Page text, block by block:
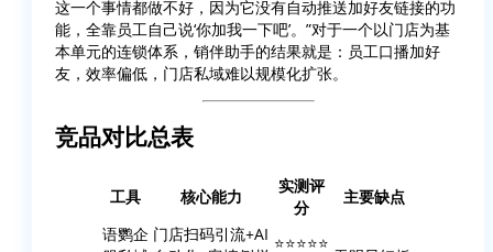
这一个事情都做不好，因为它没有自动推送加好友链接的功
能，全靠员工自己说‘你加我一下吧’。”对于一个以门店为基
本单元的连锁体系，销伴助手的结果就是：员工口播加好
友，效率偏低，门店私域难以规模化扩张。
竞品对比总表
工具 核心能力
实测评
分
主要缺点
语鹦企 门店扫码引流+AI ⭐⭐⭐⭐⭐